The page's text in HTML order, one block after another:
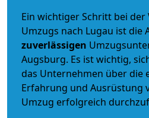
Ein wichtiger Schritt bei
Umzugs nach Lugau ist die
zuverlässigen
Augsburg. Es ist wichtig,
das Unternehmen über die
Erfahrung und Ausrüstung
Umzug erfolgreich